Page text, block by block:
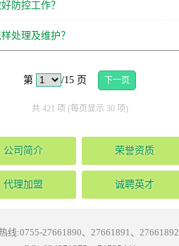
防控工作？
处理及维护？
第 /15 页 下一页
共 421 项 (每页显示 30 项)
公司简介 荣誉资质
代理加盟 诚聘英才
线:0755-27661890、27661891、27661892